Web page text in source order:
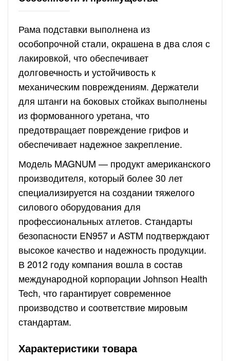
Рама подставки выполнена из
особопрочной стали, окрашена в два слоя с
лакировкой, что обеспечивает
долговечность и устойчивость к
механическим повреждениям. Держатели
для штанги на боковых стойках выполнены
из формованного уретана, что
предотвращает повреждение грифов и
обеспечивает надежное закрепление.
Модель MAGNUM — продукт американского
производителя, который более 30 лет
специализируется на создании тяжелого
силового оборудования для
профессиональных атлетов. Стандарты
безопасности EN957 и ASTM подтверждают
высокое качество и надежность продукции.
В 2012 году компания вошла в состав
международной корпорации Johnson Health
Tech, что гарантирует современное
производство и соответствие мировым
стандартам.
Характеристики товара